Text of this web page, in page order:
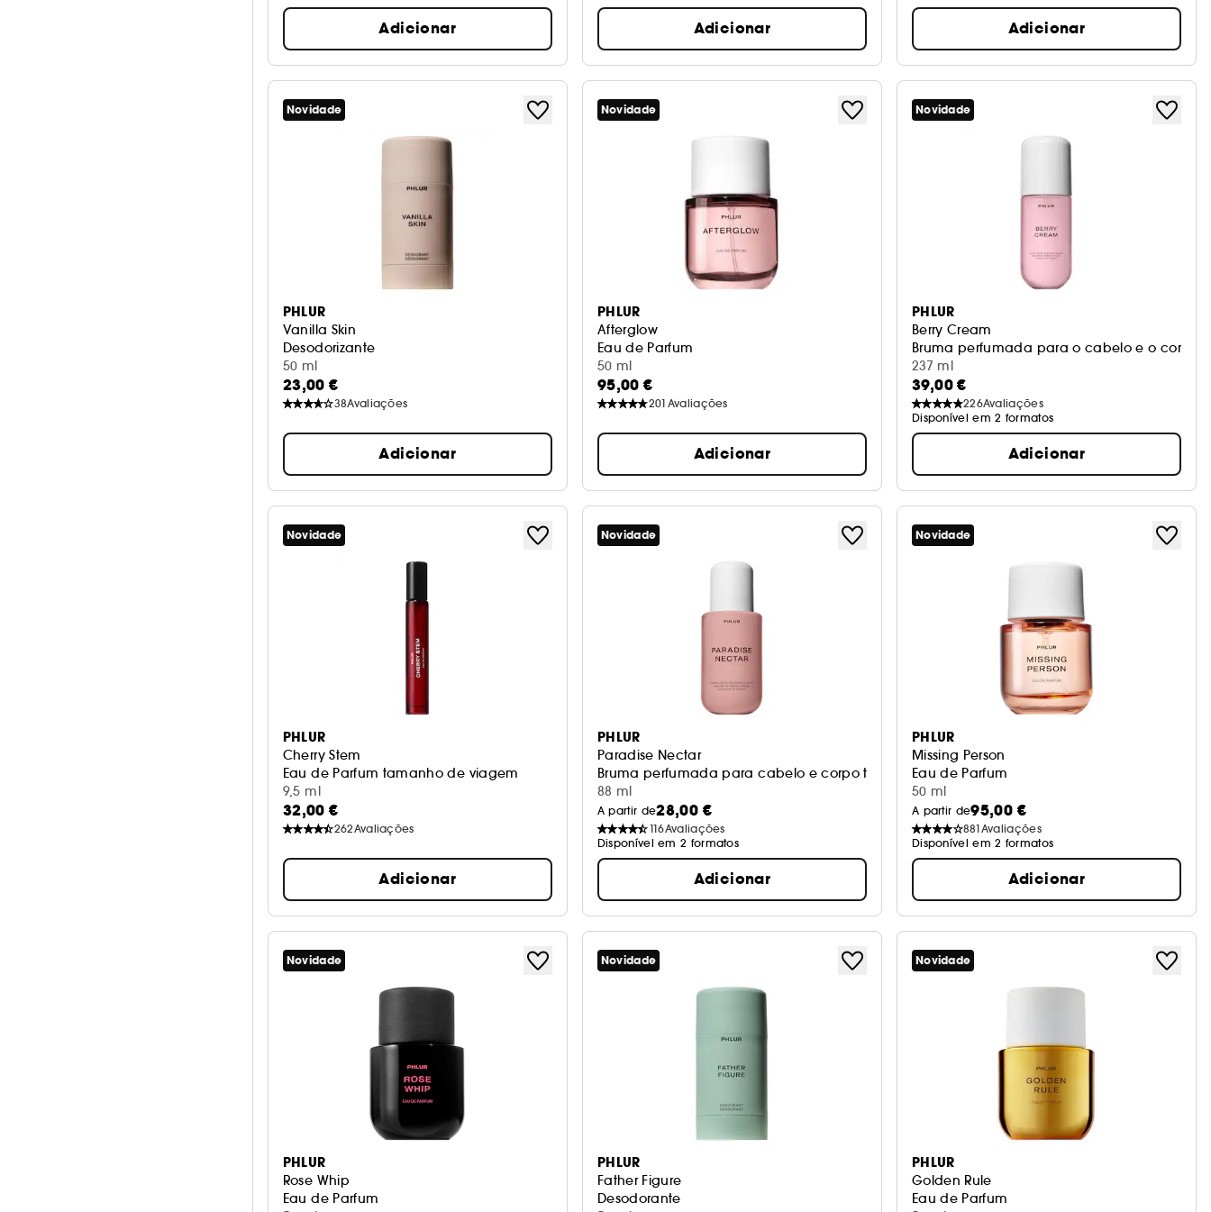
Adicionar Adicionar Adicionar
Novidade
PHLUR
Vanilla Skin
Desodorizante
50 ml
23,00 €
38Avaliações
Adicionar
Novidade
PHLUR
Afterglow
Eau de Parfum
50 ml
95,00 €
201 Avaliações
Adicionar
Novidade
PHLUR
Berry Cream
Bruma perfumada para o cabelo e o corpo
237 ml
39,00 €
226Avaliações
Disponível em 2 formatos
Adicionar
Novidade
PHLUR
Cherry Stem
Eau de Parfum tamanho de viagem
9,5 ml
32,00 €
262Avaliações
Adicionar
Novidade
PHLUR
Paradise Nectar
Bruma perfumada para cabelo e corpo tamanho de viagem
88 ml
A partir de28,00 €
116Avaliações
Disponível em 2 formatos
Adicionar
Novidade
PHLUR
Missing Person
Eau de Parfum
50 ml
A partir de95,00 €
881Avaliações
Disponível em 2 formatos
Adicionar
Novidade
PHLUR
Rose Whip
Eau de Parfum
Novidade
PHLUR
Father Figure
Desodorante
Novidade
PHLUR
Golden Rule
Eau de Parfum